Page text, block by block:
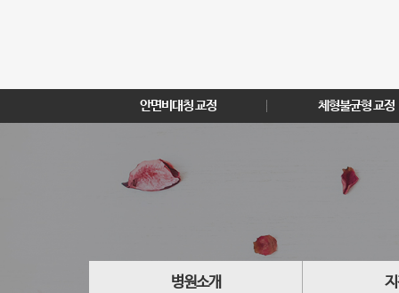
안면비대칭 교정 체형불균형 교정
병원소개